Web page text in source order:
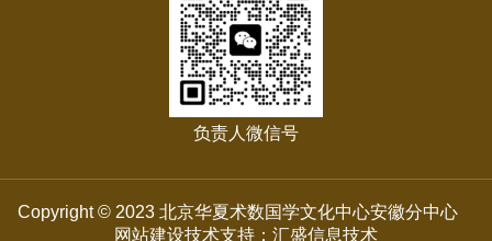
负责人微信号
Copyright © 2023 北京华夏术数国学文化中心安徽分中心
网站建设技术支持：汇盛信息技术